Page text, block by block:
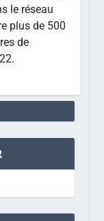
le réseau
plus de 500
de